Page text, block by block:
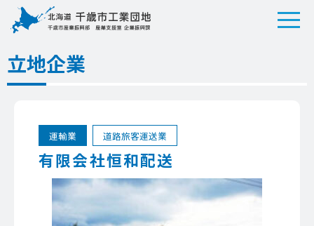
立地企業
運輸業 道路旅客運送業
有限会社恒和配送